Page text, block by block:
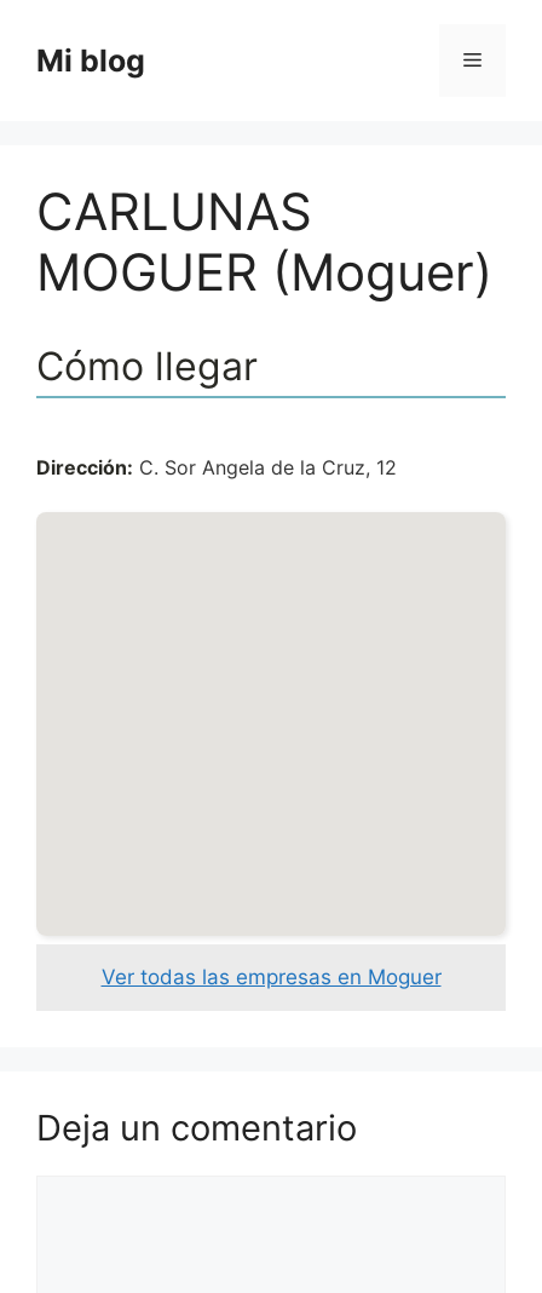
contenido
Mi blog Menú
CARLUNAS
MOGUER (Moguer)
Cómo llegar
Dirección: C. Sor Angela de la Cruz, 12
Ver todas las empresas en Moguer
Deja un comentario